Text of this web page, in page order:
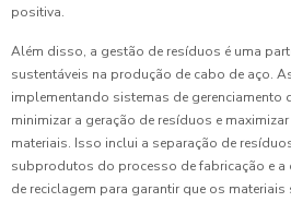
positiva.
Além disso, a gestão de resíduos é uma
sustentáveis na produção de cabo de aço.
implementando sistemas de gerenciamento
minimizar a geração de resíduos e
materiais. Isso inclui a separação de
subprodutos do processo de fabricação e
de reciclagem para garantir que os